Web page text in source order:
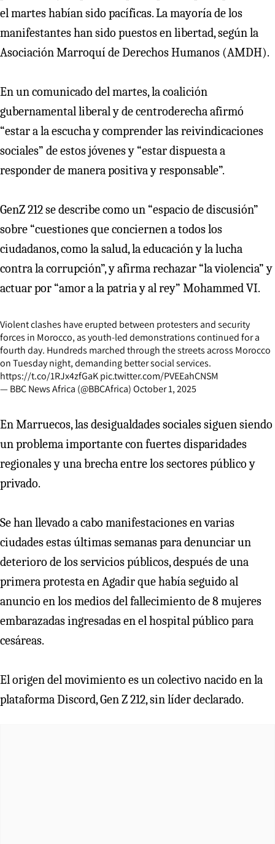
el martes habían sido pacíficas. La mayoría de los
manifestantes han sido puestos en libertad, según la
Asociación Marroquí de Derechos Humanos (AMDH).
En un comunicado del martes, la coalición
gubernamental liberal y de centroderecha afirmó
“estar a la escucha y comprender las reivindicaciones
sociales” de estos jóvenes y “estar dispuesta a
responder de manera positiva y responsable”.
GenZ 212 se describe como un “espacio de discusión”
sobre “cuestiones que conciernen a todos los
ciudadanos, como la salud, la educación y la lucha
contra la corrupción”, y afirma rechazar “la violencia” y
actuar por “amor a la patria y al rey” Mohammed VI.
Violent clashes have erupted between protesters and security
forces in Morocco, as youth-led demonstrations continued for a
fourth day. Hundreds marched through the streets across Morocco
on Tuesday night, demanding better social services.
https://t.co/1RJx4zfGaKpic.twitter.com/PVEEahCNSM
— BBC News Africa (@BBCAfrica)October 1, 2025
En Marruecos, las desigualdades sociales siguen siendo
un problema importante con fuertes disparidades
regionales y una brecha entre los sectores público y
privado.
Se han llevado a cabo manifestaciones en varias
ciudades estas últimas semanas para denunciar un
deterioro de los servicios públicos, después de una
primera protesta en Agadir que había seguido al
anuncio en los medios del fallecimiento de 8 mujeres
embarazadas ingresadas en el hospital público para
cesáreas.
El origen del movimiento es un colectivo nacido en la
plataforma Discord, Gen Z 212, sin líder declarado.